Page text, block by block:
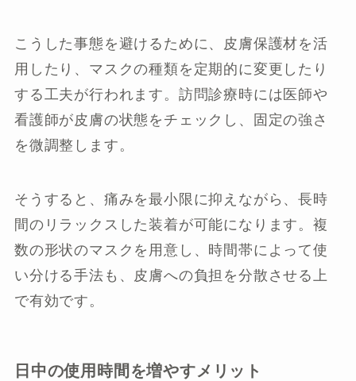
こうした事態を避けるために、皮膚保護材を活
用したり、マスクの種類を定期的に変更したり
する工夫が行われます。訪問診療時には医師や
看護師が皮膚の状態をチェックし、固定の強さ
を微調整します。
そうすると、痛みを最小限に抑えながら、長時
間のリラックスした装着が可能になります。複
数の形状のマスクを用意し、時間帯によって使
い分ける手法も、皮膚への負担を分散させる上
で有効です。
日中の使用時間を増やすメリット